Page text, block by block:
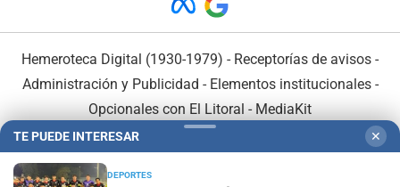
Hemeroteca Digital (1930-1979) - Receptorías de avisos -
Administración y Publicidad - Elementos institucionales-
Opcionales con El Litoral - MediaKit
TE PUEDE INTERESAR ✕
DEPORTES